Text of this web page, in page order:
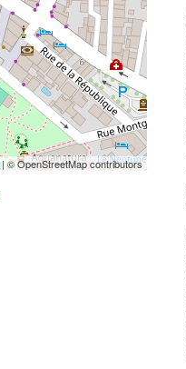
| © OpenStreetMap contributors